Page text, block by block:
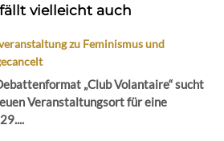
vielleicht auch
zu Feminismus und
„Club Volantaire“ sucht
Veranstaltungsort für eine